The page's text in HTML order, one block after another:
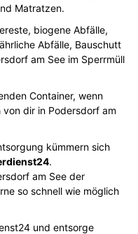
Matratzen.
biogene Abfälle,
Abfälle, Bauschutt
am See im Sperrmüll
Container, wenn
dir in Podersdorf am
kümmern sich
.
am See der
so schnell wie möglich
und entsorge